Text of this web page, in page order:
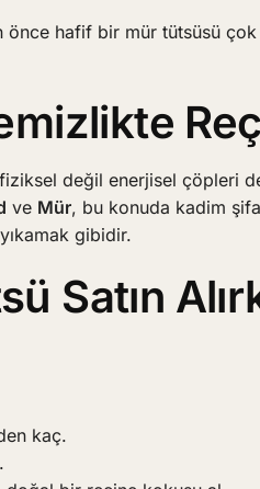
önce hafif bir mür tütsüsü
değil enerjisel çöpleri
ve Mür, bu konuda kadim
gibidir.
Satın
kaç.